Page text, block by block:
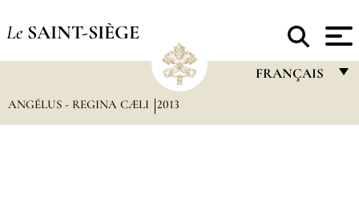
Le SAINT-SIÈGE
FRANÇAIS
ANGÉLUS - REGINA CÆLI 2013